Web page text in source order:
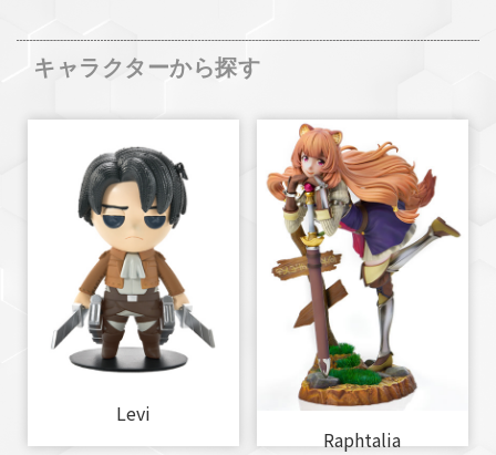
キャラクターから探す
Levi
Raphtalia